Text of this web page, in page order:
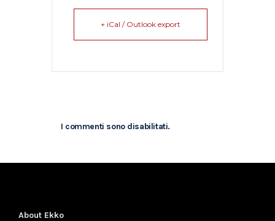
+ iCal / Outlook export
I commenti sono disabilitati.
About Ekko